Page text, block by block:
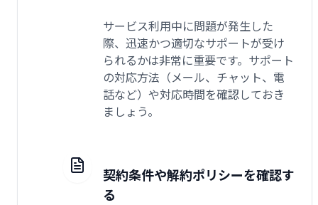
サービス利用中に問題が発生した
際、迅速かつ適切なサポートが受け
られるかは非常に重要です。サポート
の対応方法（メール、チャット、電
話など）や対応時間を確認しておき
ましょう。
契約条件や解約ポリシーを確認す
る